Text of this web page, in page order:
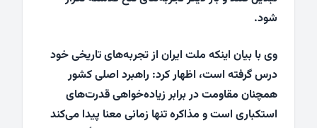
شود.
وی با بیان اینکه ملت ایران از تجربه‌های تاریخی خود
درس گرفته است، اظهار کرد: راهبرد اصلی کشور
همچنان مقاومت در برابر زیاده‌خواهی قدرت‌های
استکباری است و مذاکره تنها زمانی معنا پیدا می‌کند